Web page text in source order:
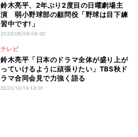
鈴木亮平、2年ぶり2度目の日曜劇場主
演 弱小野球部の顧問役「野球は目下練
習中です!」
2023/08/06 06:00
テレビ
鈴木亮平「日本のドラマ全体が盛り上が
っていけるように頑張りたい」TBS秋ド
ラマ合同会見で力強く語る
2023/10/14 14:01